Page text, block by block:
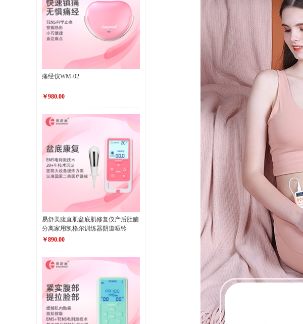
痛经仪WM-02
￥980.00
易舒美腹直肌盆底肌修复仪产后肚腩
分离家用凯格尔训练器阴道哑铃
￥890.00